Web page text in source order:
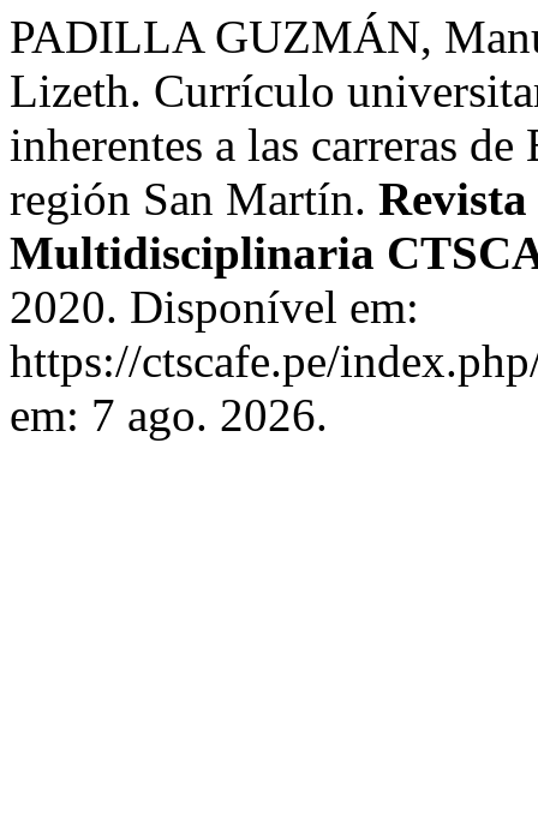
PADILLA GUZMÁN,
Lizeth. Currículo
inherentes a las carreras
región San Martín.
Multidisciplinaria
2020. Disponível em:
https://ctscafe.pe/
em: 7 ago. 2026.